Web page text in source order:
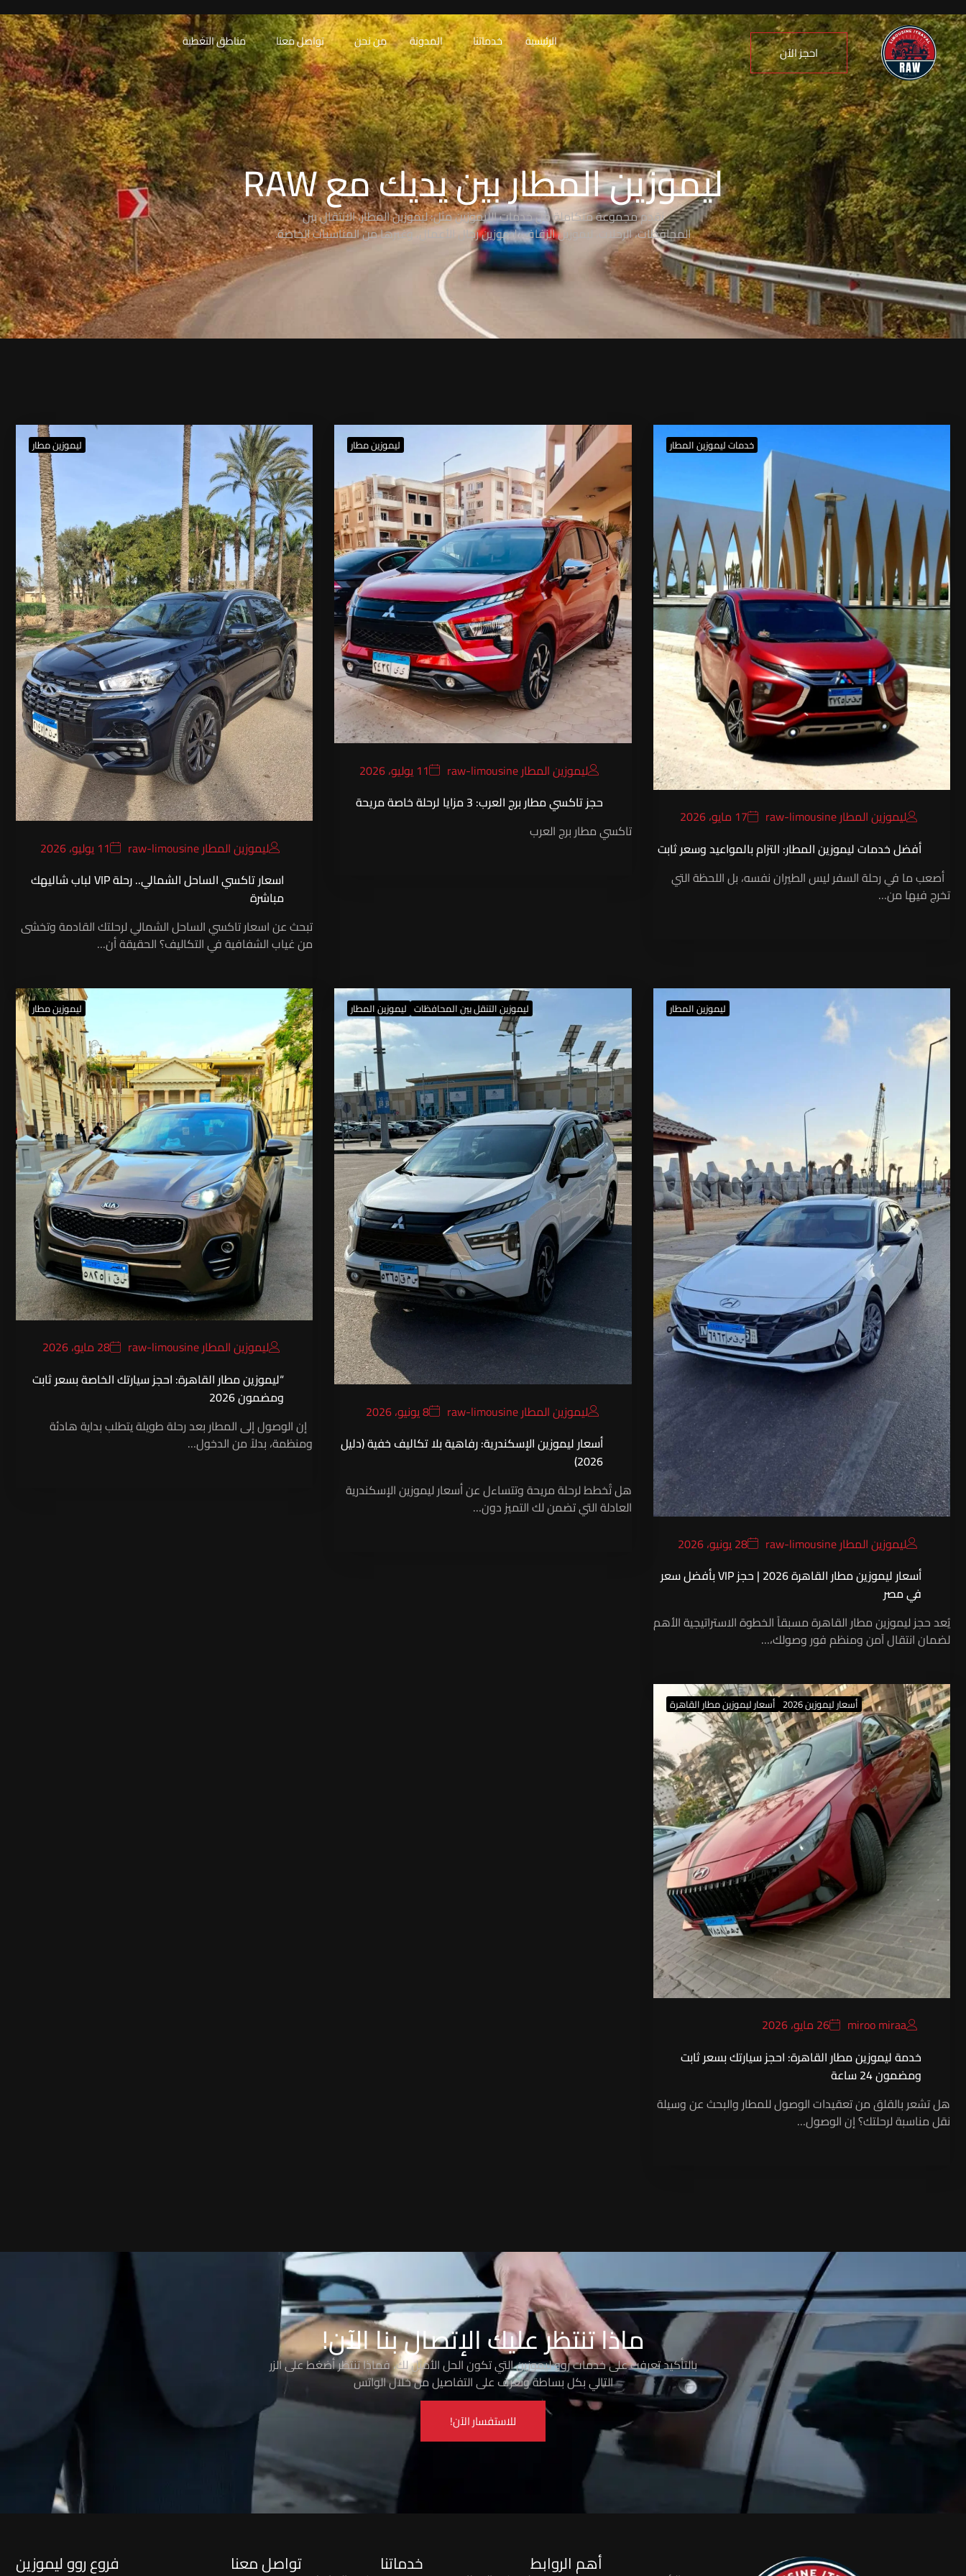
احجز الآن
الرئيسية خدماتنا المدونة من نحن تواصل معنا مناطق التغطية
ليموزين المطار بين يديك مع RAW
نقدم مجموعة متكاملة من خدمات الليموزين مثل: ليموزين المطار، الانتقال بين
المحافظات، الرحلات، ليموزين الزفاف، ليموزين رجال الأعمال، وغيرها من المناسبات الخاصة.
خدمات ليموزين المطار
ليموزين المطار raw-limousine
17 مايو، 2026
أفضل خدمات ليموزين المطار: التزام بالمواعيد وسعر ثابت
أصعب ما في رحلة السفر ليس الطيران نفسه، بل اللحظة التي
تخرج فيها من…
ليموزين مطار
ليموزين المطار raw-limousine
11 يوليو، 2026
حجز تاكسي مطار برج العرب: 3 مزايا لرحلة خاصة مريحة
تاكسي مطار برج العرب
ليموزين مطار
ليموزين المطار raw-limousine
11 يوليو، 2026
اسعار تاكسي الساحل الشمالي.. رحلة VIP لباب شاليهك
مباشرة
تبحث عن اسعار تاكسي الساحل الشمالي لرحلتك القادمة وتخشى
من غياب الشفافية في التكاليف؟ الحقيقة أن…
ليموزين المطار
ليموزين المطار raw-limousine
28 يونيو، 2026
أسعار ليموزين مطار القاهرة 2026 | حجز VIP بأفضل سعر
في مصر
يُعد حجز ليموزين مطار القاهرة مسبقاً الخطوة الاستراتيجية الأهم
لضمان انتقال آمن ومنظم فور وصولك،…
ليموزين التنقل بين المحافظات ليموزين المطار
ليموزين المطار raw-limousine
8 يونيو، 2026
أسعار ليموزين الإسكندرية: رفاهية بلا تكاليف خفية (دليل
2026)
هل تُخطط لرحلة مريحة وتتساءل عن أسعار ليموزين الإسكندرية
العادلة التي تضمن لك التميز دون…
ليموزين مطار
ليموزين المطار raw-limousine
28 مايو، 2026
“ليموزين مطار القاهرة: احجز سيارتك الخاصة بسعر ثابت
ومضمون 2026
إن الوصول إلى المطار بعد رحلة طويلة يتطلب بداية هادئة
ومنظمة، بدلاً من الدخول…
أسعار ليموزين 2026 أسعار ليموزين مطار القاهرة
miroo miraa
26 مايو، 2026
خدمة ليموزين مطار القاهرة: احجز سيارتك بسعر ثابت
ومضمون 24 ساعة
هل تشعر بالقلق من تعقيدات الوصول للمطار والبحث عن وسيلة
نقل مناسبة لرحلتك؟ إن الوصول…
ماذا تنتظر عليك الإتصال بنا الآن!
بالتأكيد تعرفت على خدمات روو ليموزين التي تكون الحل الأمثل لك، فماذا تنتظر أضغط على الزر
التالي بكل بساطة وتعرف على التفاصيل من خلال الواتس
للاستفسار الآن!
أهم الروابط خدماتنا تواصل معنا فروع روو ليموزين